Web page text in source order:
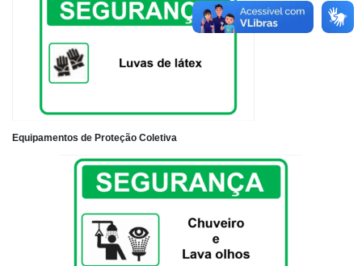
Equipamentos de Proteção Coletiva